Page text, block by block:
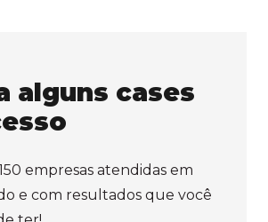
alguns cases
empresas atendidas em
e com resultados que você